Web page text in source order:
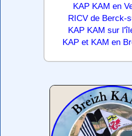
KAP KAM en
RICV de Berck-
KAP KAM sur
KAP et KAM en